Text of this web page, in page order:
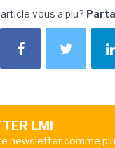
vous a plu?
LMI
newsletter comme